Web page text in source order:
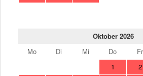
Oktober 2026
Mo
Di Mi Do Fr
1
2